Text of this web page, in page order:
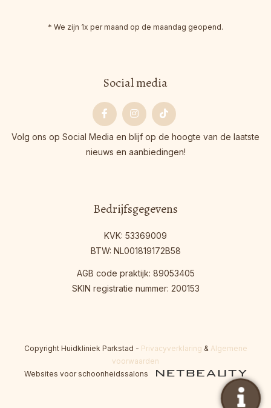
* We zijn 1x per maand op de maandag geopend.
Social media
FacebookInstagramTiktok
Volg ons op Social Media en blijf op de hoogte van de laatste
nieuws en aanbiedingen!
Bedrijfsgegevens
KVK: 53369009
BTW: NL001819172B58
AGB code praktijk: 89053405
SKIN registratie nummer: 200153
Copyright Huidkliniek Parkstad - Privacyverklaring & Algemene
voorwaarden
Websites voor schoonheidssalons